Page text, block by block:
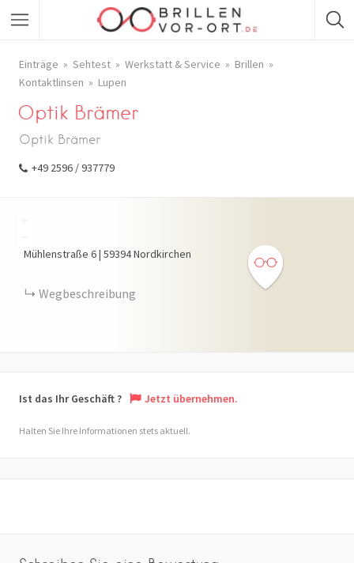
Einträge Sehtest Werkstatt & Service
Brillen
Kontaktlinsen
Lupen
Optik Brämer
Optik Brämer
+49 2596 / 937779
Mühlenstraße 6| 59394Nordkirchen
Wegbeschreibung
Ist das Ihr Geschäft ? Jetzt übernehmen.
Halten Sie Ihre Informationen stets aktuell.